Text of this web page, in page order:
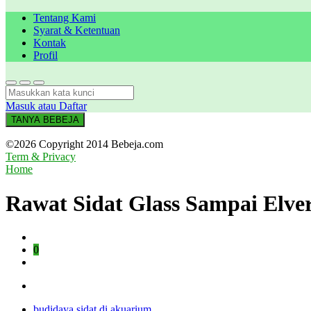
Tentang Kami
Syarat & Ketentuan
Kontak
Profil
Masuk atau Daftar
TANYA BEBEJA
©2026 Copyright 2014 Bebeja.com
Term & Privacy
Home
Rawat Sidat Glass Sampai
0